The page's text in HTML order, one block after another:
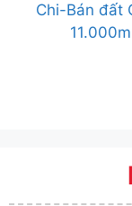
Chi-Bán đất